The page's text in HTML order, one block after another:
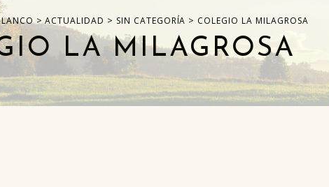
>ACTUALIDAD > SIN CATEGORÍA > COLEGIO LA MILAGROSA
LA MILAGROSA